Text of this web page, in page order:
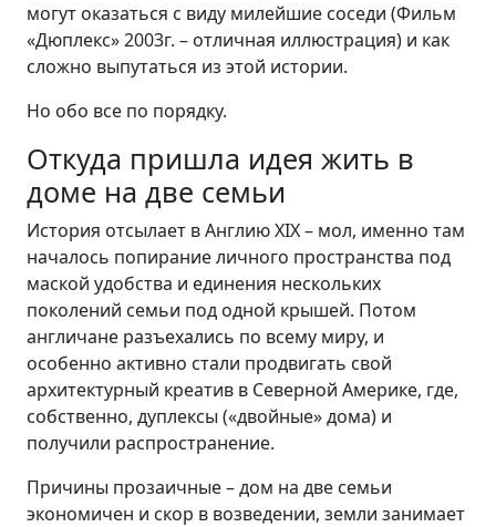
могут оказаться с виду милейшие соседи (Фильм
«Дюплекс» 2003г. – отличная иллюстрация) и как
сложно выпутаться из этой истории.
Но обо все по порядку.
Откуда пришла идея жить в
доме на две семьи
История отсылает в Англию ХIХ – мол, именно там
началось попирание личного пространства под
маской удобства и единения нескольких
поколений семьи под одной крышей. Потом
англичане разъехались по всему миру, и
особенно активно стали продвигать свой
архитектурный креатив в Северной Америке, где,
собственно, дуплексы («двойные» дома) и
получили распространение.
Причины прозаичные – дом на две семьи
экономичен и скор в возведении, земли занимает